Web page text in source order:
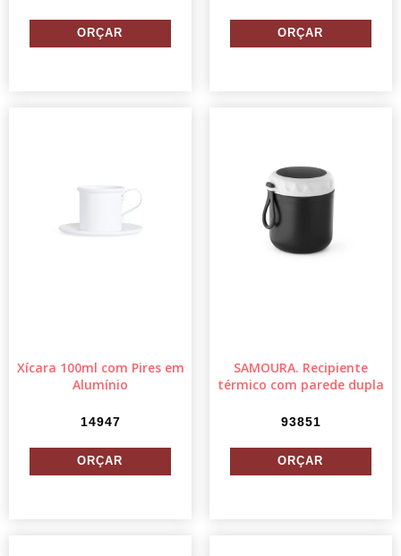
Xícara 100ml com Pires em
Alumínio
14947
SAMOURA. Recipiente
térmico com parede dupla
93851